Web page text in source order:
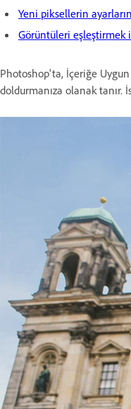
Yeni piksellerin
Görüntüleri eşleştirmek
Photoshop'ta, İçeriğe
doldurmanıza olanak